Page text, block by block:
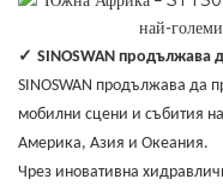
✓ SINOSWAN продължава
SINOSWAN продължава да
мобилни сцени и събития
Америка, Азия и Океания.
Чрез иновативна